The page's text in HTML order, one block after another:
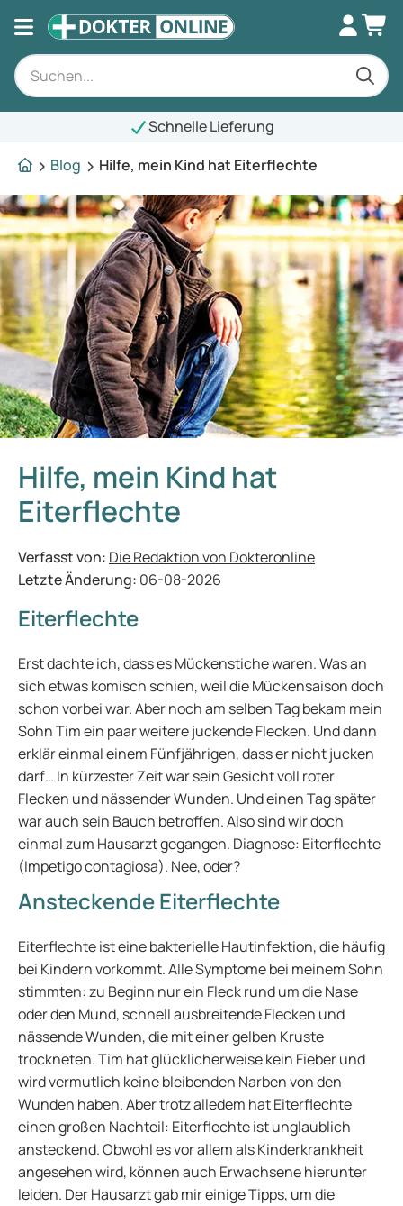
Schnelle Lieferung
Blog
Hilfe, mein Kind hat Eiterflechte
Hilfe, mein Kind hat
Eiterflechte
Verfasst von: Die Redaktion von Dokteronline
Letzte Änderung: 06-08-2026
Eiterflechte
Erst dachte ich, dass es Mückenstiche waren. Was an
sich etwas komisch schien, weil die Mückensaison doch
schon vorbei war. Aber noch am selben Tag bekam mein
Sohn Tim ein paar weitere juckende Flecken. Und dann
erklär einmal einem Fünfjährigen, dass er nicht jucken
darf… In kürzester Zeit war sein Gesicht voll roter
Flecken und nässender Wunden. Und einen Tag später
war auch sein Bauch betroffen. Also sind wir doch
einmal zum Hausarzt gegangen. Diagnose: Eiterflechte
(Impetigo contagiosa). Nee, oder?
Ansteckende Eiterflechte
Eiterflechte ist eine bakterielle Hautinfektion, die häufig
bei Kindern vorkommt. Alle Symptome bei meinem Sohn
stimmten: zu Beginn nur ein Fleck rund um die Nase
oder den Mund, schnell ausbreitende Flecken und
nässende Wunden, die mit einer gelben Kruste
trockneten. Tim hat glücklicherweise kein Fieber und
wird vermutlich keine bleibenden Narben von den
Wunden haben. Aber trotz alledem hat Eiterflechte
einen großen Nachteil: Eiterflechte ist unglaublich
ansteckend. Obwohl es vor allem alsKinderkrankheit
angesehen wird, können auch Erwachsene hierunter
leiden. Der Hausarzt gab mir einige Tipps, um die